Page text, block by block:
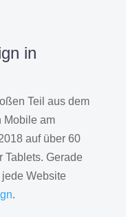
in
Teil aus dem
Mobile am
auf über 60
Tablets. Gerade
Website
.